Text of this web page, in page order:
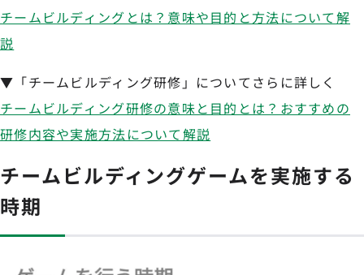
チームビルディングとは？意味や目的と方法について解
説
▼「チームビルディング研修」についてさらに詳しく
チームビルディング研修の意味と目的とは？おすすめの
研修内容や実施方法について解説
チームビルディングゲームを実施する
時期